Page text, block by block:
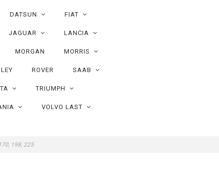
DATSUN FIAT
JAGUAR LANCIA
MORGAN MORRIS
ROVER SAAB
TRIUMPH
VOLVO LAST
198, 225